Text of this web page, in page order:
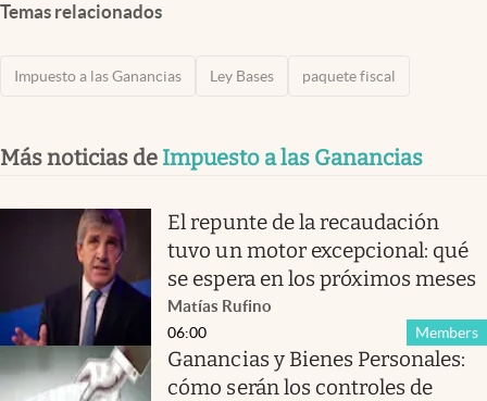
Temas relacionados
Impuesto a las Ganancias Ley Bases paquete fiscal
Más noticias de Impuesto a las Ganancias
El repunte de la recaudación
tuvo un motor excepcional: qué
se espera en los próximos meses
Matías Rufino
Members
06:00
Ganancias y Bienes Personales:
cómo serán los controles de